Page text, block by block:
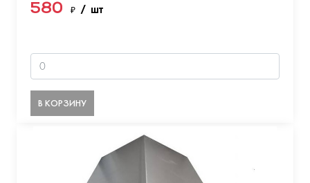
580 ₽ / шт
В КОРЗИНУ